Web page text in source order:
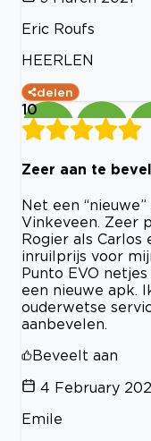
Eric Roufs
HEERLEN
delen
10
Zeer aan te
Net een
Vinkeveen. Zeer
Rogier als
inruilprijs voor
Punto EVO
een nieuwe apk.
ouderwetse
aanbevelen.
Beveelt aan
4 February
Emile